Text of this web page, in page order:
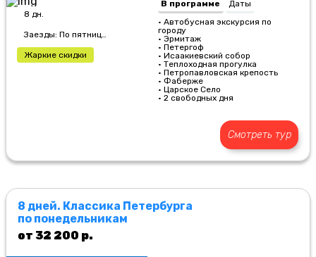
8 дн.
Заезды: По пятницам
Жаркие скидки
В программе
Даты
• Автобусная экскурсия по
городу
• Эрмитаж
• Петергоф
• Исаакиевский собор
• Теплоходная прогулка
• Петропавловская крепость
• Фаберже
• Царское Село
• 2 свободных дня
Смотреть тур
8 дней. Классика Петербурга
по понедельникам
от 32 200 р.